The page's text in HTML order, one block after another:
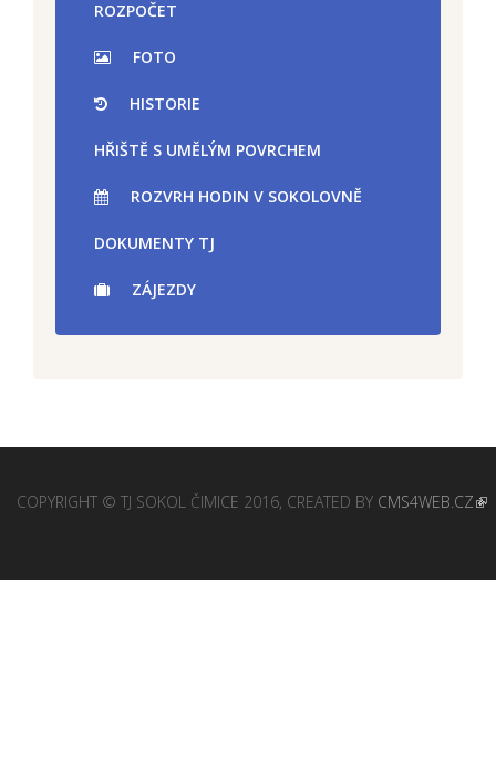
ROZPOČET
FOTO
HISTORIE
HŘIŠTĚ S UMĚLÝM POVRCHEM
ROZVRH HODIN V SOKOLOVNĚ
DOKUMENTY TJ
ZÁJEZDY
COPYRIGHT © TJ SOKOL ČIMICE 2016, CREATED BY CMS4WEB.CZ